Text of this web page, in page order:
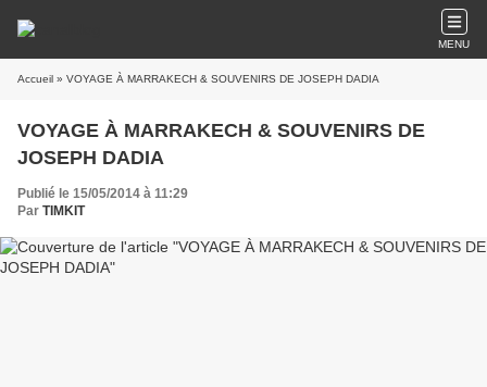
MENU
Accueil » VOYAGE À MARRAKECH & SOUVENIRS DE JOSEPH DADIA
VOYAGE À MARRAKECH & SOUVENIRS DE
JOSEPH DADIA
Publié le 15/05/2014 à 11:29
Par TIMKIT